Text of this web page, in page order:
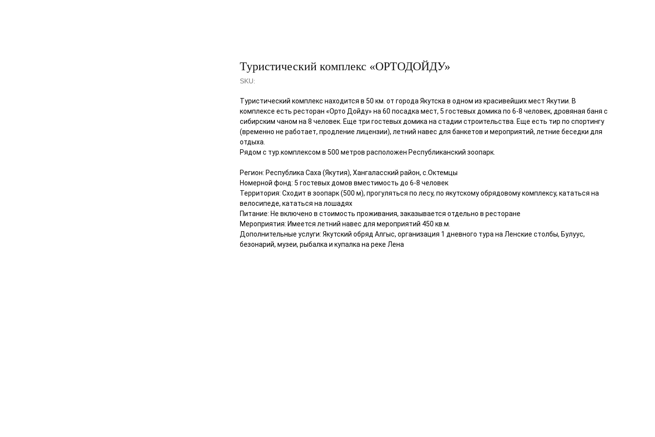
Туристический комплекс «ОРТОДОЙДУ»
SKU:
Туристический комплекс находится в 50 км. от города Якутска в одном из красивейших мест Якутии. В
комплексе есть ресторан «Орто Дойду» на 60 посадка мест, 5 гостевых домика по 6-8 человек, дровяная баня с
сибирским чаном на 8 человек. Еще три гостевых домика на стадии строительства. Еще есть тир по спортингу
(временно не работает, продление лицензии), летний навес для банкетов и мероприятий, летние беседки для
отдыха.
Рядом с тур.комплексом в 500 метров расположен Республиканский зоопарк.
Регион: Республика Саха (Якутия), Хангаласский район, с.Октемцы
Номерной фонд: 5 гостевых домов вместимость до 6-8 человек
Территория: Сходит в зоопарк (500 м), прогуляться по лесу, по якутскому обрядовому комплексу, кататься на
велосипеде, кататься на лошадях
Питание: Не включено в стоимость проживания, заказывается отдельно в ресторане
Мероприятия: Имеется летний навес для мероприятий 450 кв.м.
Дополнительные услуги: Якутский обряд Алгыс, организация 1 дневного тура на Ленские столбы, Булуус,
безонарий, музеи, рыбалка и купалка на реке Лена